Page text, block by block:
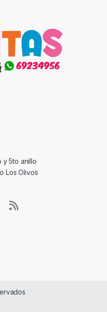
y 5to anillo
Los Olivos